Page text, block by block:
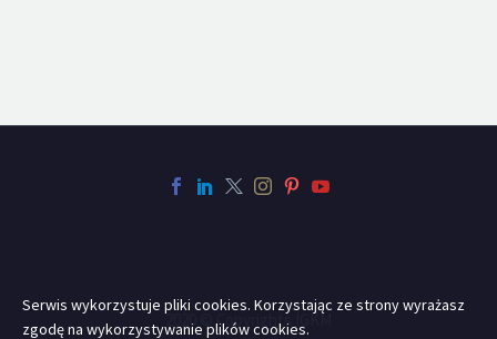
2020 © Copyrights IGKM
Serwis wykorzystuje pliki cookies. Korzystając ze strony wyrażasz
zgodę na wykorzystywanie plików cookies.